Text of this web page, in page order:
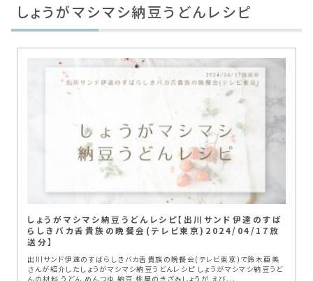
しょうがマシマシ納豆うどんレシピ
しょうがマシマシ納豆うどんレシピ【出川サンド伊達のすば
らしきバカ舌貴族の晩餐会(テレビ東京)2024/04/17放
送分】
出川サンド伊達のすばらしきバカ舌貴族の晩餐会(テレビ東京)で鈴木亜美
さんが紹介したしょうがマシマシ納豆うどんレシピ しょうがマシマシ納豆うど
んの材料 うどん めんつゆ 納豆 桃屋のきざみしょうが えび...